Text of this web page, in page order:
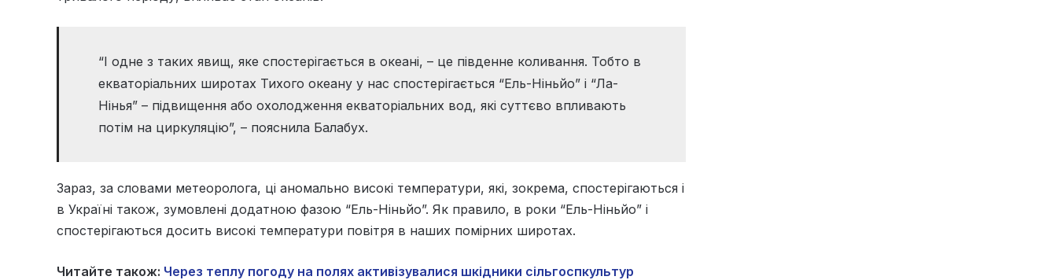
“І одне з таких явищ, яке спостерігається в океані, – це південне коливання. Тобто в
екваторіальних широтах Тихого океану у нас спостерігається “Ель-Ніньйо” і “Ла-
Нінья” – підвищення або охолодження екваторіальних вод, які суттєво впливають
потім на циркуляцію”, – пояснила Балабух.
Зараз, за словами метеоролога, ці аномально високі температури, які, зокрема, спостерігаються і
в Україні також, зумовлені додатною фазою “Ель-Ніньйо”. Як правило, в роки “Ель-Ніньйо” і
спостерігаються досить високі температури повітря в наших помірних широтах.
Читайте також: Через теплу погоду на полях активізувалися шкідники сільгоспкультур